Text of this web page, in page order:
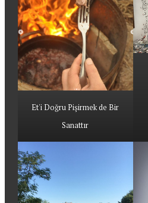
Et'i Doğru Pişirmek de Bir
Sanattır